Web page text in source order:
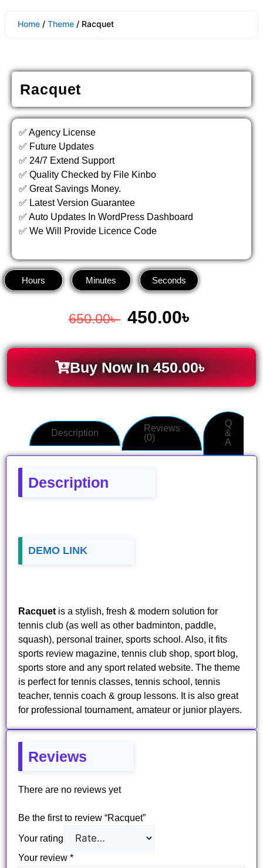
Home / Theme / Racquet
Racquet
✅ Agency License
✅ Future Updates
✅ 24/7 Extend Support
✅ Quality Checked by File Kinbo
✅ Great Savings Money.
✅ Latest Version Guarantee
✅ Auto Updates In WordPress Dashboard
✅ We Will Provide Licence Code
Hours Minutes Seconds
650.00৳ 450.00৳
Buy Now In450.00৳
Description
Reviews
(0)
Q
&
A
Description
DEMO LINK
Racquet is a stylish, fresh & modern solution for
tennis club (as well as other badminton, paddle,
squash), personal trainer, sports school. Also, it fits
sports review magazine, tennis club shop, sport blog,
sports store and any sport related website. The theme
is perfect for tennis classes, tennis school, tennis
teacher, tennis coach & group lessons. It is also great
for professional tournament, amateur or junior players.
Reviews
There are no reviews yet
Be the first to review “Racquet”
Your rating
Your review *